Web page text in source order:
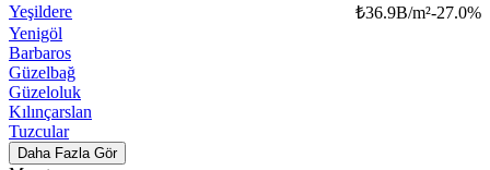
Yeşildere
₺36.9B/m²-27.0%
Yenigöl
Barbaros
Güzelbağ
Güzeloluk
Kılınçarslan
Tuzcular
Daha Fazla Gör